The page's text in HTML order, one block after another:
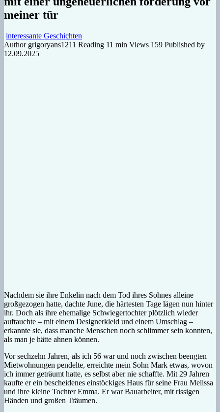
meiner tür
interessante Geschichten
Author grigoryans1211 Reading 11 min Views 159 Published by
12.09.2025
Nachdem sie ihre Enkelin nach dem Tod ihres Sohnes alleine
großgezogen hatte, dachte June, die härtesten Tage lägen nun hinter
ihr. Doch als ihre ehemalige Schwiegertochter plötzlich wieder
auftauchte – mit einem Designerkleid und einem Umschlag –
erkannte sie, dass manche Menschen noch schlimmer sein konnten,
als man je hätte ahnen können.
Vor sechzehn Jahren, als ich 56 war und noch zwischen beengten
Mietwohnungen pendelte, erreichte mein Sohn Mark etwas, wovon
ich immer geträumt hatte, es selbst aber nie schaffte. Mit 29 Jahren
kaufte er ein bescheidenes einstöckiges Haus für seine Frau Melissa
und ihre kleine Tochter Emma. Er war Bauarbeiter, mit rissigen
Händen und großen Träumen.